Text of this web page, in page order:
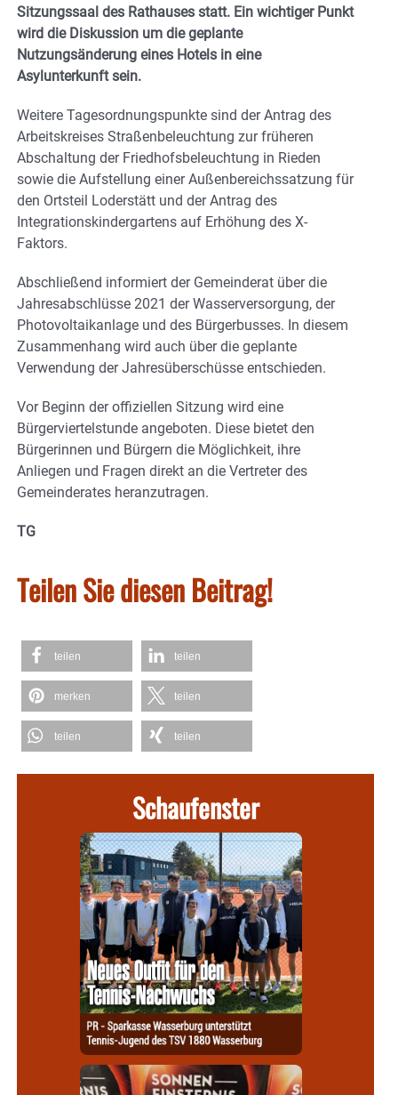
Sitzungssaal des Rathauses statt. Ein wichtiger Punkt
wird die Diskussion um die geplante
Nutzungsänderung eines Hotels in eine
Asylunterkunft sein.
Weitere Tagesordnungspunkte sind der Antrag des
Arbeitskreises Straßenbeleuchtung zur früheren
Abschaltung der Friedhofsbeleuchtung in Rieden
sowie die Aufstellung einer Außenbereichssatzung für
den Ortsteil Loderstätt und der Antrag des
Integrationskindergartens auf Erhöhung des X-
Faktors.
Abschließend informiert der Gemeinderat über die
Jahresabschlüsse 2021 der Wasserversorgung, der
Photovoltaikanlage und des Bürgerbusses. In diesem
Zusammenhang wird auch über die geplante
Verwendung der Jahresüberschüsse entschieden.
Vor Beginn der offiziellen Sitzung wird eine
Bürgerviertelstunde angeboten. Diese bietet den
Bürgerinnen und Bürgern die Möglichkeit, ihre
Anliegen und Fragen direkt an die Vertreter des
Gemeinderates heranzutragen.
TG
Teilen Sie diesen Beitrag!
teilen teilen
merken teilen
teilen teilen
Schaufenster